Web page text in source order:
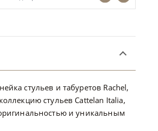
стульев и табуретов Rachel,
стульев Cattelan Italia,
и уникальным